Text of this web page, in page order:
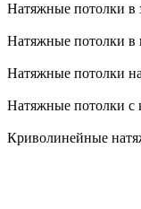
Натяжные потолки в
Натяжные потолки в
Натяжные потолки
Натяжные потолки с
Криволинейные